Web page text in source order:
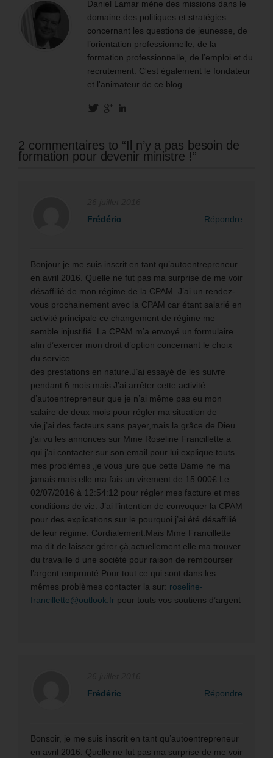
Daniel Lamar mène des missions dans le
domaine des politiques et stratégies
concernant les questions de jeunesse, de
l’orientation professionnelle, de la
formation professionnelle, de l’emploi et du
recrutement. C'est également le fondateur
et l'animateur de ce blog.
2 commentaires to “Il n’y a pas besoin de
formation pour devenir ministre !”
Frédéric
Répondre
Bonjour je me suis inscrit en tant qu’autoentrepreneur
en avril 2016. Quelle ne fut pas ma surprise de me voir
désaffilié de mon régime de la CPAM. J’ai un rendez-
vous prochainement avec la CPAM car étant salarié en
activité principale ce changement de régime me
semble injustifié. La CPAM m’a envoyé un formulaire
afin d’exercer mon droit d’option concernant le choix
du service
des prestations en nature.J’ai essayé de les suivre
pendant 6 mois mais J’ai arrêter cette activité
d’autoentrepreneur que je n’ai même pas eu mon
salaire de deux mois pour régler ma situation de
vie,j’ai des facteurs sans payer,mais la grâce de Dieu
j’ai vu les annonces sur Mme Roseline Francillette a
qui j’ai contacter sur son email pour lui explique touts
mes problèmes ,je vous jure que cette Dame ne ma
jamais mais elle ma fais un virement de 15.000€ Le
02/07/2016 à 12:54:12 pour régler mes facture et mes
conditions de vie. J’ai l’intention de convoquer la CPAM
pour des explications sur le pourquoi j’ai été désaffilié
de leur régime. Cordialement.Mais Mme Francillette
ma dit de laisser gérer çà,actuellement elle ma trouver
du travaille d une société pour raison de rembourser
l’argent emprunté.Pour tout ce qui sont dans les
mêmes problèmes contacter la sur: roseline-
francillette@outlook.fr pour touts vos soutiens d’argent
..
Frédéric
Répondre
Bonsoir, je me suis inscrit en tant qu’autoentrepreneur
en avril 2016. Quelle ne fut pas ma surprise de me voir